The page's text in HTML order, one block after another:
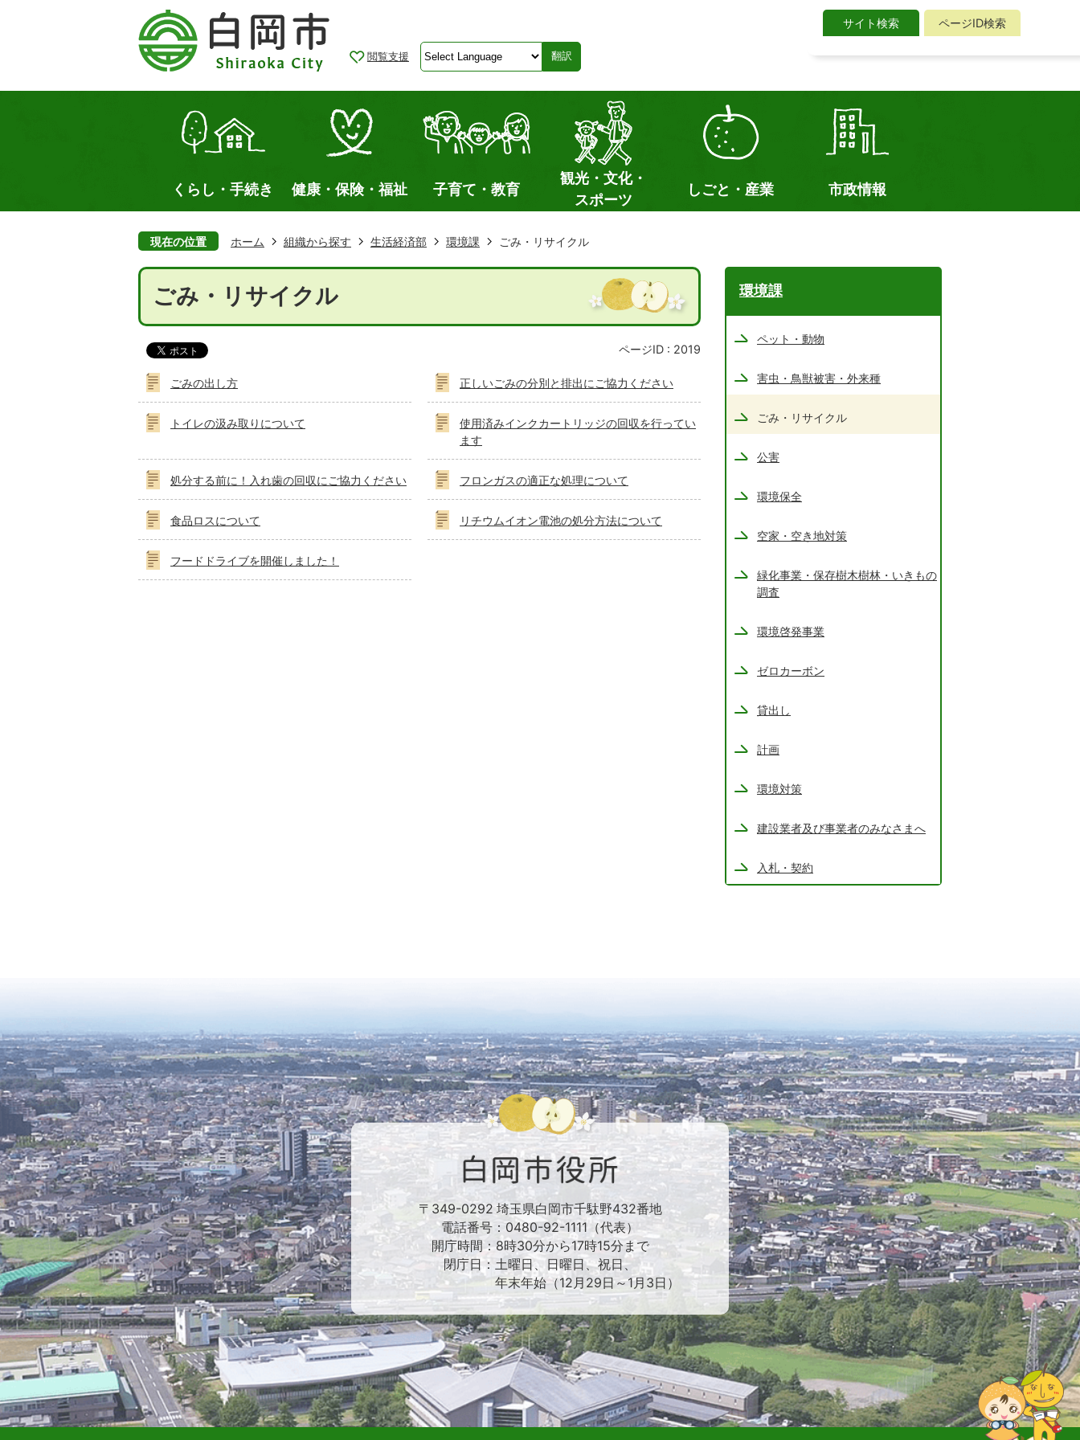
閲覧支援 翻訳
サイト検索
ページID検索
イ
検
くらし・手続き 健康・保険・福祉 子育て・教育
観光・文化・
スポーツ
しごと・産業 市政情報
現在の位置 ホーム 組織から探す 生活経済部 環境課 ごみ・リサイクル
ごみ・リサイクル
ページID : 2019
ごみの出し方 正しいごみの分別と排出にご協力ください
トイレの汲み取りについて
使用済みインクカートリッジの回収を行ってい
ます
処分する前に！入れ歯の回収にご協力ください フロンガスの適正な処理について
食品ロスについて リチウムイオン電池の処分方法について
フードドライブを開催しました！
環境課
ペット・動物
害虫・鳥獣被害・外来種
ごみ・リサイクル
公害
環境保全
空家・空き地対策
緑化事業・保存樹木樹林・いきもの
調査
環境啓発事業
ゼロカーボン
貸出し
計画
環境対策
建設業者及び事業者のみなさまへ
入札・契約
〒349-0292 埼玉県白岡市千駄野432番地
電話番号：0480-92-1111（代表）
開庁時間：8時30分から17時15分まで
閉庁日：土曜日、日曜日、祝日、
年末年始（12月29日～1月3日）